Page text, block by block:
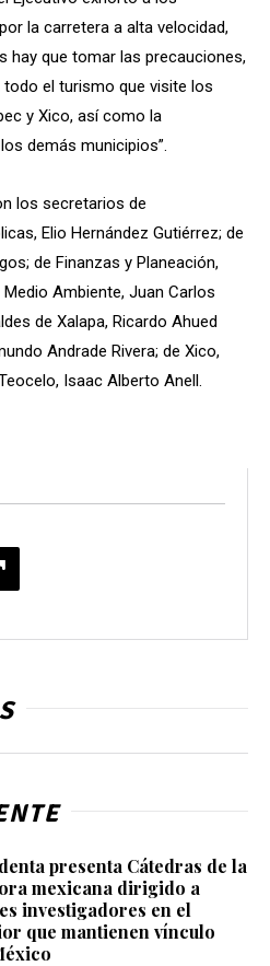
la carretera a alta velocidad,
hay que tomar las precauciones,
el turismo que visite los
y Xico, así como la
demás municipios”.
los secretarios de
Elio Hernández Gutiérrez; de
de Finanzas y Planeación,
Ambiente, Juan Carlos
de Xalapa, Ricardo Ahued
Andrade Rivera; de Xico,
Isaac Alberto Anell.
presenta Cátedras de la
mexicana dirigido a
investigadores en el
que mantienen vínculo